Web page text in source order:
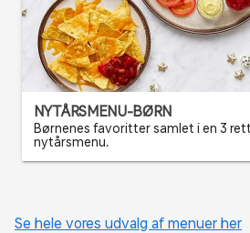
NYTÅRSMENU-BØRN
Børnenes favoritter samlet i en 3
nytårsmenu.
Se hele vores udvalg af menuer her